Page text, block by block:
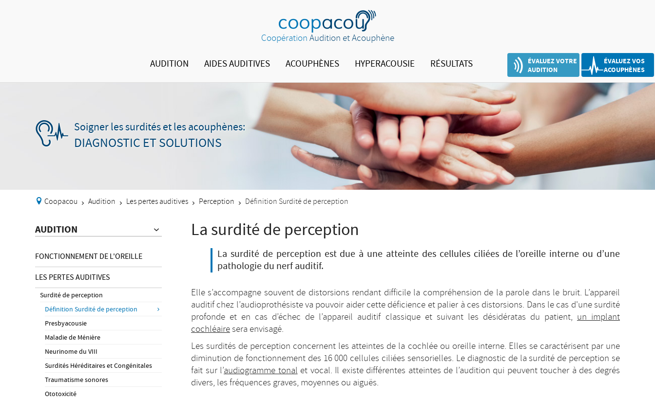
CoopérationAudition et Acouphène
AUDITION AIDES AUDITIVES ACOUPHÈNES HYPERACOUSIE RÉSULTATS
ÉVALUEZ VOTRE
AUDITION
ÉVALUEZ VOS
ACOUPHÈNES
Soigner les surdités et les acouphènes:
DIAGNOSTIC ET SOLUTIONS
Coopacou > Audition > Les pertes auditives > Perception > Définition Surdité de perception
AUDITION
FONCTIONNEMENT DE L'OREILLE
LES PERTES AUDITIVES
Surdité de perception
Définition Surdité de perception
Presbyacousie
Maladie de Ménière
Neurinome du VIII
Surdités Héréditaires et Congénitales
Traumatisme sonores
Ototoxicité
La surdité de perception
La surdité de perception est due à une atteinte des cellules ciliées de l’oreille interne ou d’une
pathologie du nerf auditif.
Elle s’accompagne souvent de distorsions rendant difficile la compréhension de la parole dans le bruit. L’appareil
auditif chez l’audioprothésiste va pouvoir aider cette déficience et palier à ces distorsions. Dans le cas d'une surdité
profonde et en cas d’échec de l’appareil auditif classique et suivant les désidératas du patient, un implant
cochléairesera envisagé.
Les surdités de perception concernent les atteintes de la cochlée ou oreille interne. Elles se caractérisent par une
diminution de fonctionnement des 16 000 cellules ciliées sensorielles. Le diagnostic de la surdité de perception se
fait sur l’audiogramme tonalet vocal. Il existe différentes atteintes de l’audition qui peuvent toucher à des degrés
divers, les fréquences graves, moyennes ou aiguës.